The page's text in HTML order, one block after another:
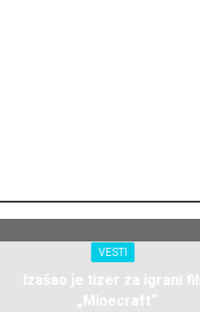
VESTI
Izašao je tizer za igrani
„Minecraft“